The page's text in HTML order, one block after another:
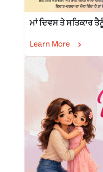
ਮਾਂ ਦਿਵਸ ਤੇ ਸਤਿਕਾਰ
Learn More